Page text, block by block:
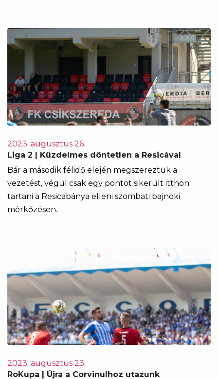
2023. augusztus 26.
Liga 2 | Küzdelmes döntetlen a Resicával
Bár a második félidő elején megszereztük a
vezetést, végül csak egy pontot sikerült itthon
tartani a Resicabánya elleni szombati bajnoki
mérkőzésen.
2023. augusztus 23.
RoKupa | Újra a Corvinulhoz utazunk